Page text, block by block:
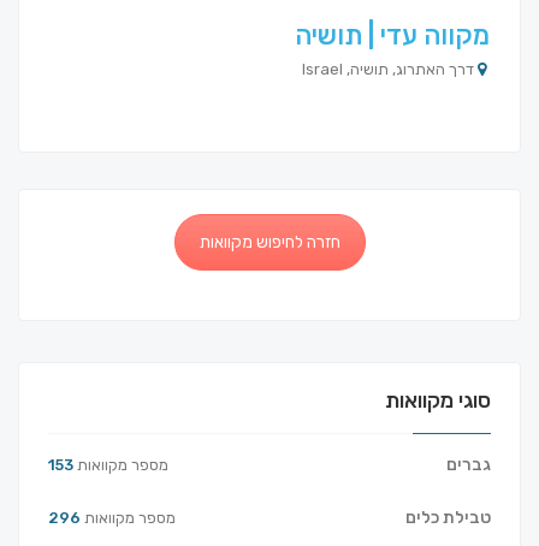
מקווה עדי | תושיה
דרך האתרוג, תושיה, Israel
חזרה לחיפוש מקוואות
סוגי מקוואות
גברים 153 מספר מקוואות
טבילת כלים 296 מספר מקוואות